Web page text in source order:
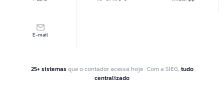
E-mail
25+ sistemasque o contador acessa hoje · Com a SIEG, tudo
centralizado